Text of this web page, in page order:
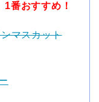
1番おすすめ！
マスカット